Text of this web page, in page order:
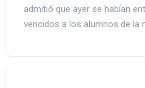
admitió que ayer se habían
vencidos a los alumnos de la